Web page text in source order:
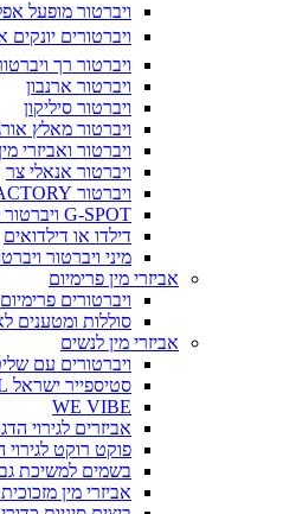
ויברטור מופעל
ויברטורים
ויברטור רך
ויברטור ארנבון
ויברטור סיליקון
ויברטור מאלץ
ויברטור ואביזרי
ויברטור אנאלי צר
ויברטור FUN FACTORY
G-SPOT ויברטור לנקודת ה ג'י
דילדו או דילדואים
מיני ויברטור
אביזרי מין פרימיום
ויברטורים פרימיום
סוללות ומטענים
אביזרי מין לנשים
ויברטורים עם
סטיספייר ישראל SATISFYER IN ISRAEL
WE VIBE
אביזרים לגירוי
פוקט רוקט לגירוי
בשמים למשיכת
אביזרי מין